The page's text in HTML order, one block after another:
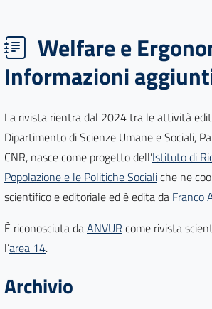
Welfare e
Informazioni
La rivista rientra dal 2024 tra le attività
Dipartimento di Scienze Umane e Sociali,
CNR, nasce come progetto dell’Istituto di
Popolazione e le Politiche Socialiche ne
scientifico e editoriale ed è edita da Franco
È riconosciuta daANVUR come rivista
l’area 14.
Archivio